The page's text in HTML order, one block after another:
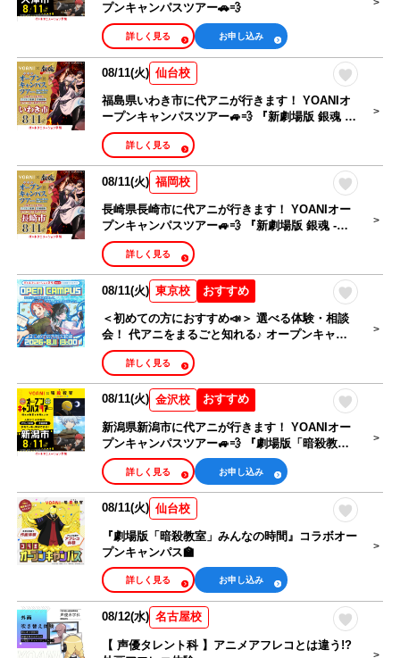
プンキャンパスツアー🚗💨
お申し込み
詳しく見る
08/11(火) 仙台校
福島県いわき市に代アニが行きます！ YOANIオ
ープンキャンパスツアー🚙💨 『新劇場版 銀魂 -
吉原大炎上-』コラボオープンキャンパス
詳しく見る
08/11(火) 福岡校
長崎県長崎市に代アニが行きます！ YOANIオー
プンキャンパスツアー🚙💨 『新劇場版 銀魂 -吉
原大炎上-』コラボオープンキャンパス
詳しく見る
おすすめ
08/11(火) 東京校
＜初めての方におすすめ📣＞ 選べる体験・相談
会！ 代アニをまるごと知れる♪ オープンキャン
パス🎉
詳しく見る
おすすめ
08/11(火) 金沢校
新潟県新潟市に代アニが行きます！ YOANIオー
プンキャンパスツアー🚙💨 『劇場版「暗殺教
室」みんなの時間』コラボオープンキャンパス
お申し込み
詳しく見る
08/11(火) 仙台校
『劇場版「暗殺教室」みんなの時間』コラボオー
プンキャンパス🏫
お申し込み
詳しく見る
08/12(水) 名古屋校
【 声優タレント科 】アニメアフレコとは違う!?